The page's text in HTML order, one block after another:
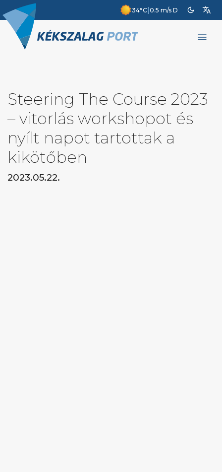
34°C|0.5 m/s D dark_mode translate
menu
Steering The Course 2023
– vitorlás workshopot és
nyílt napot tartottak a
kikötőben
2023.05.22.